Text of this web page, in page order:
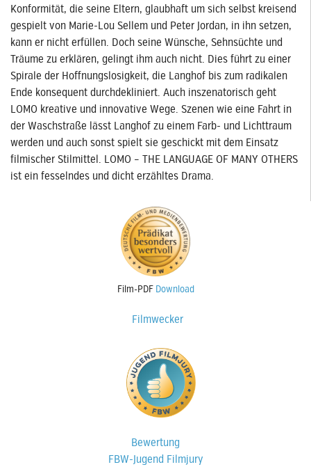
Konformität, die seine Eltern, glaubhaft um sich selbst kreisend
gespielt von Marie-Lou Sellem und Peter Jordan, in ihn setzen,
kann er nicht erfüllen. Doch seine Wünsche, Sehnsüchte und
Träume zu erklären, gelingt ihm auch nicht. Dies führt zu einer
Spirale der Hoffnungslosigkeit, die Langhof bis zum radikalen
Ende konsequent durchdekliniert. Auch inszenatorisch geht
LOMO kreative und innovative Wege. Szenen wie eine Fahrt in
der Waschstraße lässt Langhof zu einem Farb- und Lichttraum
werden und auch sonst spielt sie geschickt mit dem Einsatz
filmischer Stilmittel. LOMO – THE LANGUAGE OF MANY OTHERS
ist ein fesselndes und dicht erzähltes Drama.
Film-PDF Download
Filmwecker
Bewertung
FBW-Jugend Filmjury